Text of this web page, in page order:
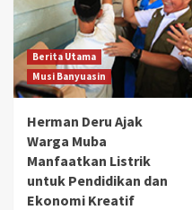
Berita Utama
Musi Banyuasin
Herman Deru Ajak
Warga Muba
Manfaatkan Listrik
untuk Pendidikan dan
Ekonomi Kreatif